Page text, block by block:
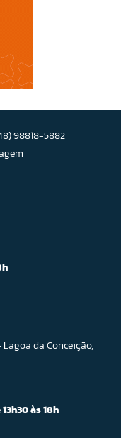
98818-5882
da Conceição,
13h30 às 18h